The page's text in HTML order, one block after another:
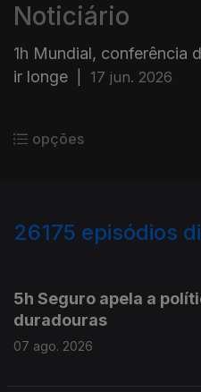
Noticiário
1h Mundial, conferência
ir longe
17 jun. 2026
opções
26175 episódios
5h Seguro apela a
duradouras
07 ago. 2026